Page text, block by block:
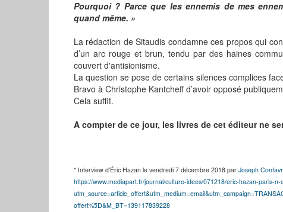
Pourquoi ? Parce que les ennemis de mes
quand même. »
La rédaction de Sitaudis condamne ces propos qui
d’un arc rouge et brun, tendu par des haines
couvert d'antisionisme.
La question se pose de certains silences complices
Bravo à Christophe Kantcheff d’avoir opposé
Cela suffit.
A compter de ce jour, les livres de cet éditeur ne
* Interview d’Éric Hazan le vendredi 7 décembre 2018 par Joseph
https://www.mediapart.fr/journal/culture-idees/071218/eric-hazan-paris-
offert%5D&M_BT=139117839228